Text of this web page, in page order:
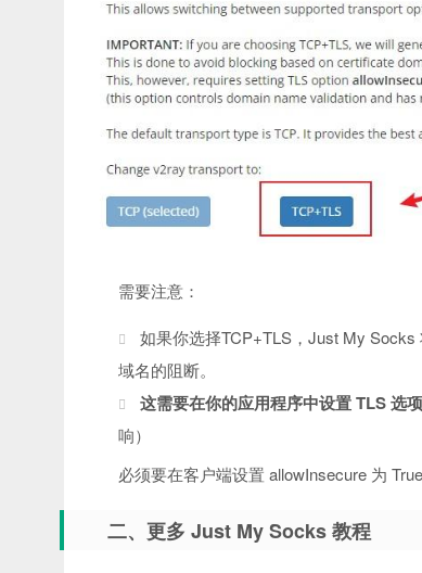
需要注意：
如果你选择TCP+TLS，Just My
域名的阻断。
这需要在你的应用程序中设置 TLS 选
响）
必须要在客户端设置 allowInsecure 为
二、更多 Just My Socks 教程